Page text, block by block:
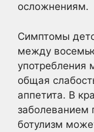
осложнениям.
Симптомы
между
употребления
общая
аппетита. В
заболеванием
ботулизм